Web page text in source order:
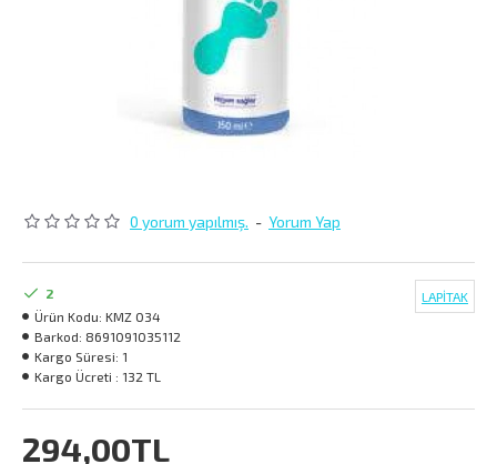
0 yorum yapılmış. - Yorum Yap
294,00TL
2
Ürün Kodu: KMZ 034
Barkod: 8691091035112
Kargo Süresi: 1
Kargo Ücreti : 132 TL
LAPİTAK